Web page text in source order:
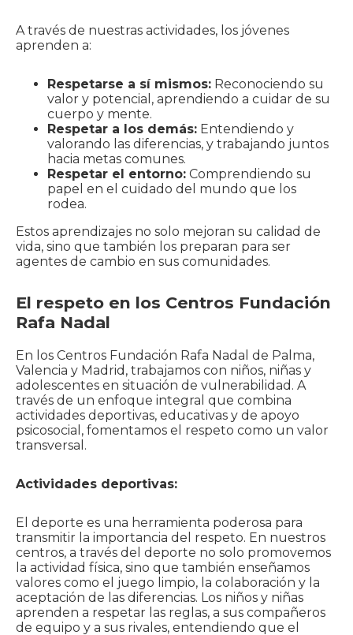
A través de nuestras actividades, los jóvenes
aprenden a:
Respetarse a sí mismos: Reconociendo su
valor y potencial, aprendiendo a cuidar de su
cuerpo y mente.
Respetar a los demás: Entendiendo y
valorando las diferencias, y trabajando juntos
hacia metas comunes.
Respetar el entorno: Comprendiendo su
papel en el cuidado del mundo que los
rodea.
Estos aprendizajes no solo mejoran su calidad de
vida, sino que también los preparan para ser
agentes de cambio en sus comunidades.
El respeto en los Centros Fundación
Rafa Nadal
En los Centros Fundación Rafa Nadal de Palma,
Valencia y Madrid, trabajamos con niños, niñas y
adolescentes en situación de vulnerabilidad. A
través de un enfoque integral que combina
actividades deportivas, educativas y de apoyo
psicosocial, fomentamos el respeto como un valor
transversal.
Actividades deportivas:
El deporte es una herramienta poderosa para
transmitir la importancia del respeto. En nuestros
centros, a través del deporte no solo promovemos
la actividad física, sino que también enseñamos
valores como el juego limpio, la colaboración y la
aceptación de las diferencias. Los niños y niñas
aprenden a respetar las reglas, a sus compañeros
de equipo y a sus rivales, entendiendo que el